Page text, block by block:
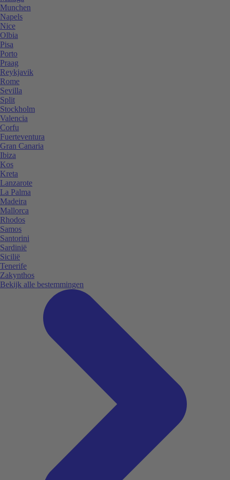
Munchen
Napels
Nice
Olbia
Pisa
Porto
Praag
Reykjavik
Rome
Sevilla
Split
Stockholm
Valencia
Corfu
Fuerteventura
Gran Canaria
Ibiza
Kos
Kreta
Lanzarote
La Palma
Madeira
Mallorca
Rhodos
Samos
Santorini
Sardinië
Sicilië
Tenerife
Zakynthos
Bekijk alle bestemmingen